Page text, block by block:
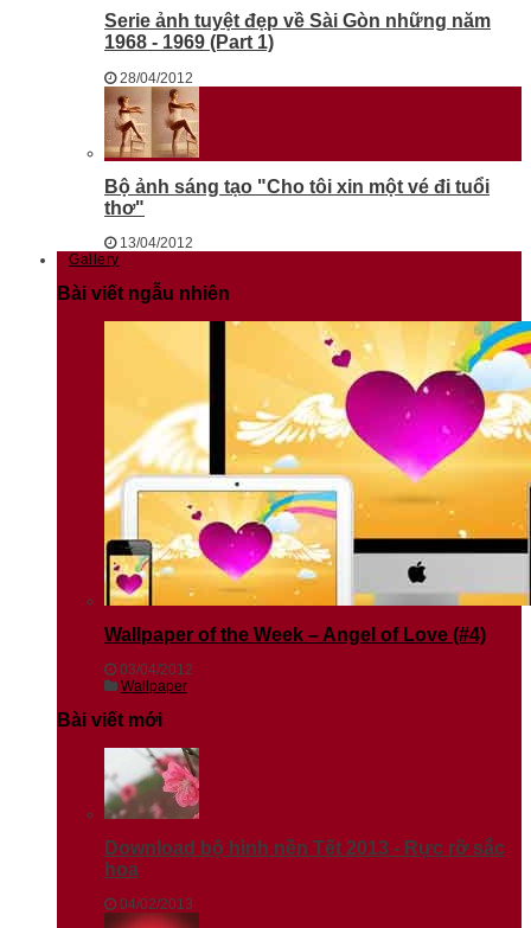
Serie ảnh tuyệt đẹp về Sài Gòn những năm
1968 - 1969 (Part 1)
28/04/2012
Bộ ảnh sáng tạo "Cho tôi xin một vé đi tuổi
thơ"
13/04/2012
Gallery
Bài viết ngẫu nhiên
Wallpaper of the Week – Angel of Love (#4)
03/04/2012
Wallpaper
Bài viết mới
Download bộ hình nền Tết 2013 - Rực rỡ sắc
hoa
04/02/2013